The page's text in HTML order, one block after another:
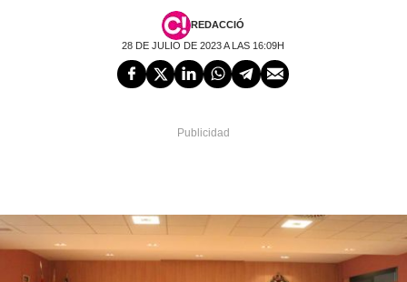
REDACCIÓ
28 DE JULIO DE 2023 A LAS 16:09H